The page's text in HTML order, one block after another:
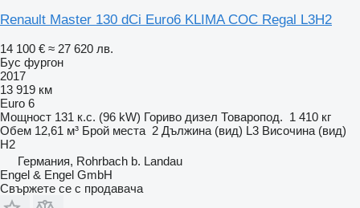
Renault Master 130 dCi Euro6 KLIMA COC Regal L3H2
14 100 € ≈ 27 620 лв.
Бус фургон
2017
13 919 км
Euro 6
Мощност 131 к.с. (96 kW) Гориво дизел Товаропод. 1 410 кг
Обем 12,61 м³ Брой места 2 Дължина (вид) L3 Височина (вид)
H2
Германия, Rohrbach b. Landau
Engel & Engel GmbH
Свържете се с продавача